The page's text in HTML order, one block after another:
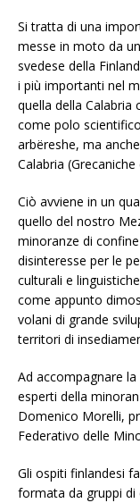
Si tratta di una
messe in moto da
svedese della
i più importanti nel
quella della Calabria
come polo
arbëreshe, ma
Calabria
Ciò avviene in un
quello del nostro
minoranze di
disinteresse per le
culturali e
come appunto
volani di grande
territori di
Ad accompagnare
esperti della
Domenico Morelli,
Federativo delle
Gli ospiti finlandesi
formata da gruppi di